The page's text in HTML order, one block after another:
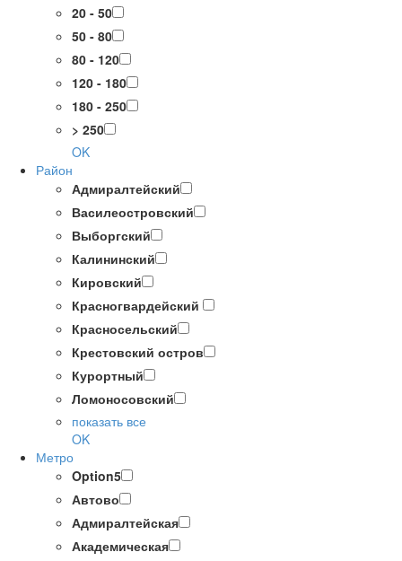
20 - 50
50 - 80
80 - 120
120 - 180
180 - 250
> 250
OK
Район
Адмиралтейский
Василеостровский
Выборгский
Калининский
Кировский
Красногвардейский
Красносельский
Крестовский остров
Курортный
Ломоносовский
показать все
OK
Метро
Option5
Автово
Адмиралтейская
Академическая